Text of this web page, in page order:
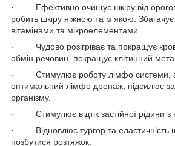
·
Ефективно очищує шкіру від
робить шкіру ніжною та м’якою.
вітамінами та мікроелементами.
·
Чудово розігріває та покращує
обмін речовин, покращує клітинний
·
Стимулює роботу лімфо системи,
оптимальний лімфо дренаж, підсилює
організму.
·
Стимулює відтік застійної рідини з
·
Відновлює тургор та еластичність
позбутися розтяжок.